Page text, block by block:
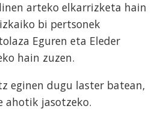
arteko elkarrizketa hain
bi pertsonek
Eguren eta Eleder
hain zuzen.
eginen dugu laster batean,
ahotik jasotzeko.